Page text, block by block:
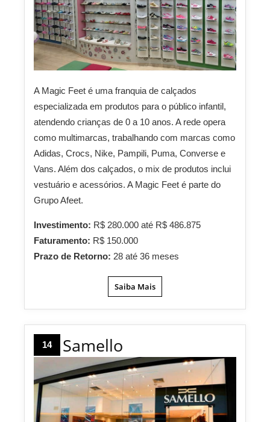
A Magic Feet é uma franquia de calçados
especializada em produtos para o público infantil,
atendendo crianças de 0 a 10 anos. A rede opera
como multimarcas, trabalhando com marcas como
Adidas, Crocs, Nike, Pampili, Puma, Converse e
Vans. Além dos calçados, o mix de produtos inclui
vestuário e acessórios. A Magic Feet é parte do
Grupo Afeet.
Investimento: R$ 280.000 até R$ 486.875
Faturamento: R$ 150.000
Prazo de Retorno: 28 até 36 meses
Saiba Mais
14 Samello